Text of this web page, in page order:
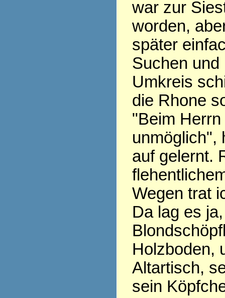
war zur
worden,
später
Suchen
Umkreis
die Rhone
"Beim
unmöglich",
auf gelernt.
Wegen trat
Da lag es
Holzboden,
Altartisch,
sein